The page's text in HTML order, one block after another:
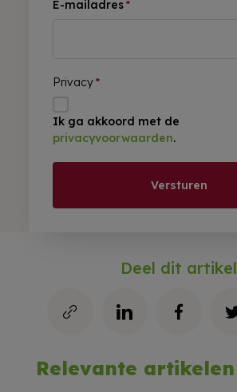
E-mailadres*
Privacy*
Ik ga akkoord met de
privacyvoorwaarden.
Versturen
Deel dit artikel
Relevante artikelen